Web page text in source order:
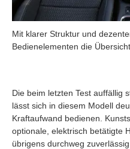
Mit klarer Struktur und
Bedienelementen die
Die beim letzten Test auffällig
lässt sich in diesem Modell
Kraftaufwand bedienen.
optionale, elektrisch betätigte
übrigens durchweg